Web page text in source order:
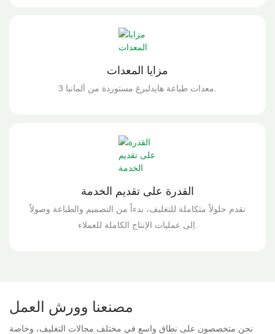
مزايا المعدات
القدرة على تقديم الخدمة
نقدم حلولاً متكاملة للتغليف، بدءاً من التصميم والطباعة وصولاً
مصنعنا وورش العمل
نحن متخصصون على نطاق واسع في مختلف مجالات التغليف، وخاصة